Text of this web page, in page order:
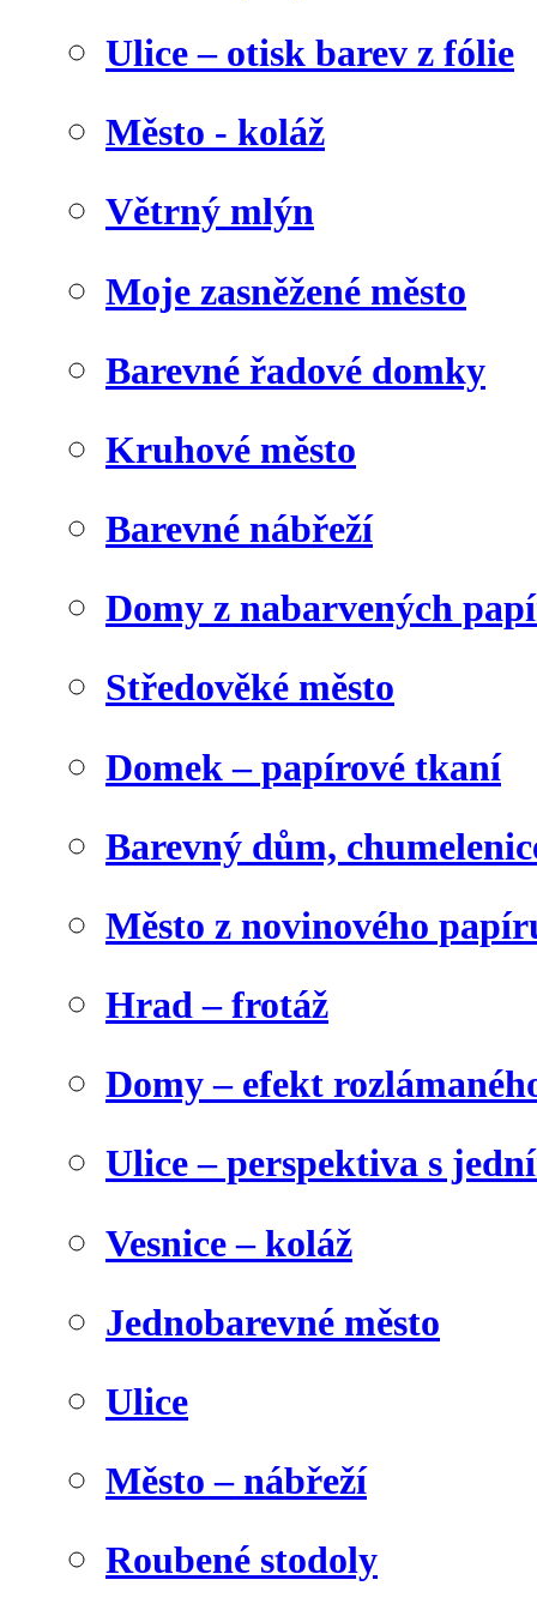
Ulice – otisk barev z fólie
Město - koláž
Větrný mlýn
Moje zasněžené město
Barevné řadové domky
Kruhové město
Barevné nábřeží
Domy z nabarvených
Středověké město
Domek – papírové tkaní
Barevný dům,
Město z novinového
Hrad – frotáž
Domy – efekt
Ulice – perspektiva s
Vesnice – koláž
Jednobarevné město
Ulice
Město – nábřeží
Roubené stodoly